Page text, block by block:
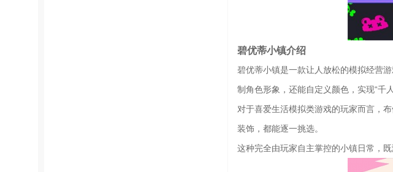
碧优蒂小镇介绍
碧优蒂小镇是一款让人放松的模拟经营
制角色形象，还能自定义颜色，实现“千
对于喜爱生活模拟类游戏的玩家而言，
装饰，都能逐一挑选。
这种完全由玩家自主掌控的小镇日常，